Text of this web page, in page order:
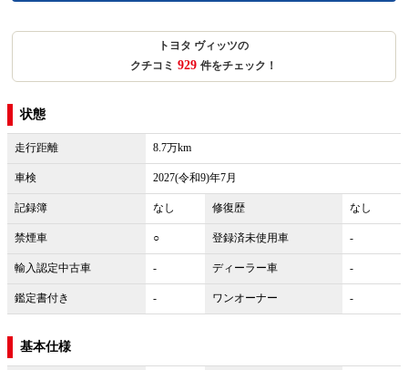
トヨタ ヴィッツの
クチコミ 929 件をチェック！
状態
走行距離 8.7万km
車検 2027(令和9)年7月
記録簿 なし 修復歴 なし
禁煙車 ○ 登録済未使用車 -
輸入認定中古車 - ディーラー車 -
鑑定書付き - ワンオーナー -
基本仕様